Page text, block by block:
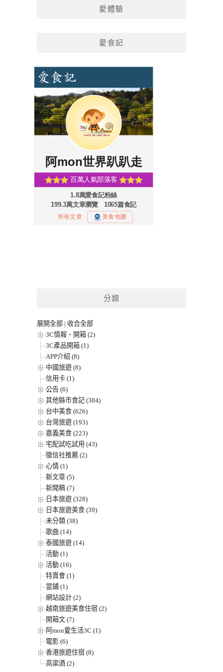
愛體驗
愛食記
分類
展開全部 | 收合全部
3C情報、開箱 (2)
3C產品開箱 (1)
APP介紹 (8)
中國旅遊 (8)
信用卡 (1)
公告 (6)
其他縣市食記 (384)
台中美食 (626)
台灣旅遊 (193)
嘉義美食 (223)
宅配試吃試用 (43)
徵信社推薦 (2)
心情 (1)
新文章 (5)
新聞稿 (7)
日本旅遊 (328)
日本旅遊美食 (39)
未分類 (38)
歌曲 (14)
泰國旅遊 (14)
活動 (1)
活動 (16)
特賣會 (1)
當鋪 (1)
網站設計 (2)
越南旅遊美食住宿 (2)
開箱文 (7)
阿mon愛生活3C (1)
電影 (6)
香港旅遊住宿 (8)
高粱酒 (2)